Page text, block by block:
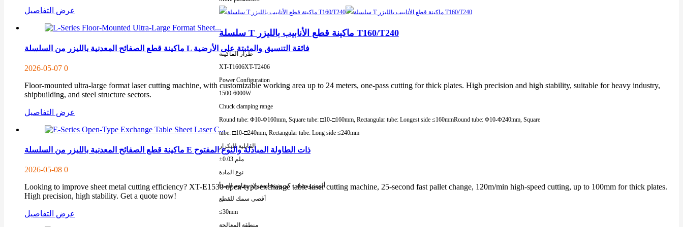
سلسلة T ماكينة قطع الأنابيب بالليزر T160/T240
طراز الماكينة
XT-T1606XT-T2406
Power Configuration
1500-6000W
Chuck clamping range
Round tube: Φ10-Φ160mm, Square tube: □10-□160mm, Rectangular tube: Longest side ≤160mmRound tube: Φ10-Φ240mm, Square
tube: □10-□240mm, Rectangular tube: Long side ≤240mm
القابلية للتكرار
±0.03 ملم
نوع المادة
ألومنيومصلب كربونينحاسفولاذ مقاوم للصدأ
أقصى سمك للقطع
≤30mm
منطقة المعالجة
عرض التفاصيل
ماكينة قطع الصفائح المعدنية بالليزر من السلسلة L فائقة التنسيق والمثبتة على الأرضية
2026-05-07 0
Floor-mounted ultra-large format laser cutting machine, with customizable working area up to 24 meters, one-pass cutting for thick plates. High precision and high stability, suitable for heavy industry,
shipbuilding, and steel structure sectors.
عرض التفاصيل
ماكينة قطع الصفائح المعدنية بالليزر من السلسلة E ذات الطاولة المبادلة والنوع المفتوح
2026-05-08 0
Looking to improve sheet metal cutting efficiency? XT-E1530 open-type exchange table laser cutting machine, 25-second fast pallet change, 120m/min high-speed cutting, up to 100mm for thick plates.
High precision, high stability. Get a quote now!
عرض التفاصيل